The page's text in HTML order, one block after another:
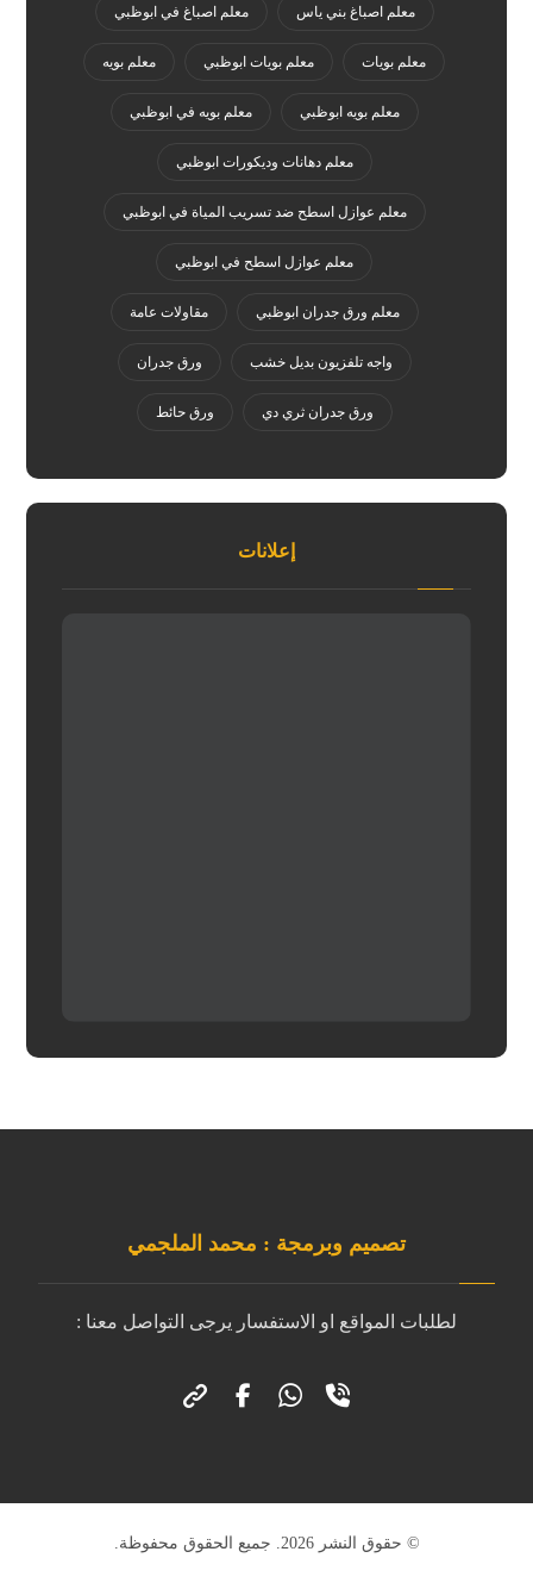
معلم اصباغ بني ياس معلم اصباغ في ابوظبي
معلم بويات معلم بويات ابوظبي معلم بويه
معلم بويه ابوظبي معلم بويه في ابوظبي
معلم دهانات وديكورات ابوظبي
معلم عوازل اسطح ضد تسريب المياة في ابوظبي
معلم عوازل اسطح في ابوظبي
معلم ورق جدران ابوظبي مقاولات عامة
واجه تلفزيون بديل خشب ورق جدران
ورق جدران ثري دي ورق حائط
إعلانات
تصميم وبرمجة : محمد الملجمي
لطلبات المواقع او الاستفسار يرجى التواصل معنا :
© حقوق النشر 2026. جميع الحقوق محفوظة.